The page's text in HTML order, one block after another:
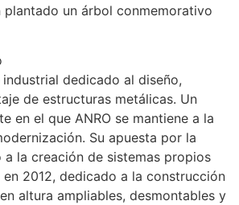
plantado un árbol conmemorativo
industrial dedicado al diseño,
de estructuras metálicas. Un
en el que ANRO se mantiene a la
Su apuesta por la
a la creación de sistemas propios
en 2012, dedicado a la construcción
altura ampliables, desmontables y